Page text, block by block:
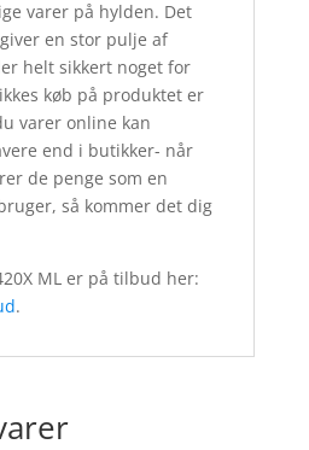
varer på hylden. Det
en stor pulje af
helt sikkert noget for
køb på produktet er
varer online kan
end i butikker- når
de penge som en
så kommer det dig
ML er på tilbud her:
.